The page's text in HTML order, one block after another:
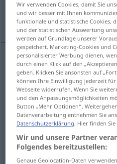
Weitere Beispiele...
Vergnügenn plaisir
Freudef plaisir
Spaßm plaisir
Lustf plaisira.sexuel
Wir verwenden Cookies, damit Sie
und wir besser mit Ihnen
funktionale und statistische Cookies,
und der statistischen Auswertung
werden auf Grundlage unserer
gespeichert. Marketing-Cookies und
personalisierter Werbung dienen,
durch einen Klick auf den
geben. Klicken Sie ansonsten auf
können Ihre Einwilligung jederzeit
Webseite widerrufen. Wenn Sie
und den Anpassungsmöglichkeiten
Button „Mehr Optionen“.
Datenverarbeitung entnehmen Sie
Datenschutzerklärung. Hier finden
Wir und unsere Partner
Folgendes bereitzustellen:
Genaue Geolocation-Daten